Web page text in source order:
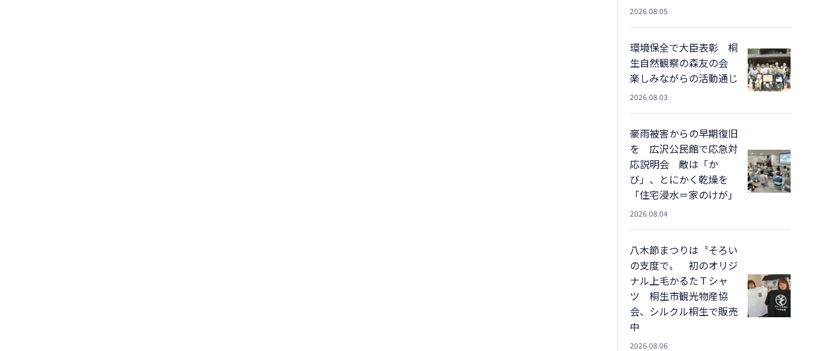
2026.08.05
環境保全で大臣表彰 桐
生自然観察の森友の会
楽しみながらの活動通じ
2026.08.03
豪雨被害からの早期復旧
を 広沢公民館で応急対
応説明会 敵は「か
び」、とにかく乾燥を
「住宅浸水＝家のけが」
2026.08.04
八木節まつりは〝そろい
の支度で〟 初のオリジ
ナル上毛かるたＴシャ
ツ 桐生市観光物産協
会、シルクル桐生で販売
中
2026.08.06